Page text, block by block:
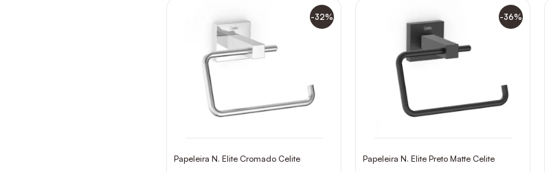
-32%
Papeleira N. Elite Cromado Celite
-36%
Papeleira N. Elite Preto Matte Celite